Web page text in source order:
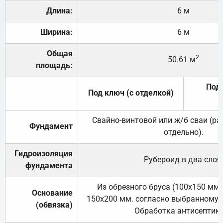
Длина: 6 м
Ширина: 6 м
Общая
площадь:
50.61 м2
Под ключ (с отделкой)
Под
Фундамент
Свайно-винтовой или ж/б сваи
отдельно).
Гидроизоляция
фундамента
Рубероид в два слоя.
Основание
(обвязка)
Из обрезного бруса (100х150
150х200 мм. согласно выбранному
Обработка